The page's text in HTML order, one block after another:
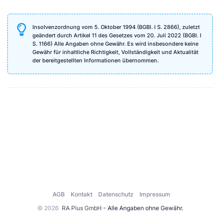
Insolvenzordnung vom 5. Oktober 1994 (BGBl. I S. 2866), zuletzt
geändert durch Artikel 11 des Gesetzes vom 20. Juli 2022 (BGBl. I
S. 1166) Alle Angaben ohne Gewähr. Es wird insbesondere keine
Gewähr für inhaltliche Richtigkeit, Vollständigkeit und Aktualität
der bereitgestellten Informationen übernommen.
© 2026 RA Plus GmbH - Alle Angaben ohne Gewähr.
AGB Kontakt Datenschutz Impressum